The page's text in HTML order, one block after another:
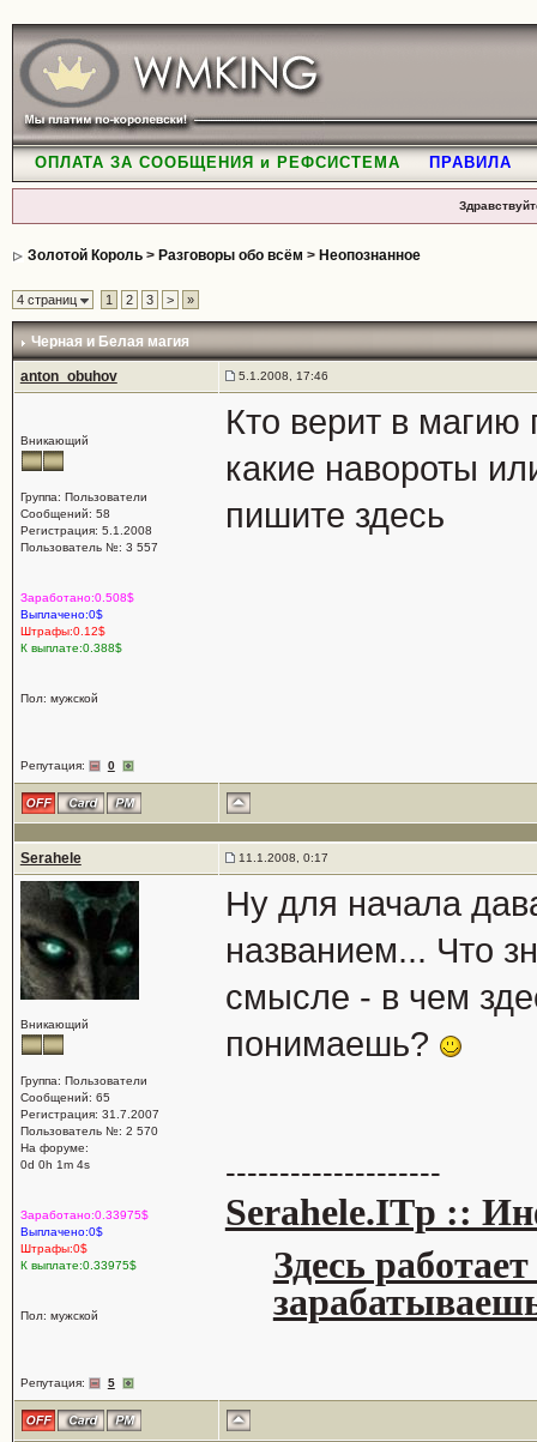
ОПЛАТА ЗА СООБЩЕНИЯ и РЕФСИСТЕМА ПРАВИЛА
Золотой Король> Разговоры обо всём > Неопознанное
4 страниц 1 2 3 > »
Черная и Белая магия
anton_obuhov 5.1.2008, 17:46
Вникающий
Группа: Пользователи
Сообщений: 58
Регистрация: 5.1.2008
Пользователь №: 3 557
Заработано:0.508$
Выплачено:0$
Штрафы:0.12$
К выплате:0.388$
Пол: мужской
Репутация: 0
Кто верит в магию
какие навороты
пишите здесь
Serahele 11.1.2008, 0:17
Вникающий
Группа: Пользователи
Сообщений: 65
Регистрация: 31.7.2007
Пользователь №: 2 570
На форуме:
0d 0h 1m 4s
Заработано:0.33975$
Выплачено:0$
Штрафы:0$
К выплате:0.33975$
Пол: мужской
Репутация: 5
Ну для начала
названием... Что
смысле - в чем
понимаешь?
--------------------
Serahele.ITp ::
Здесь